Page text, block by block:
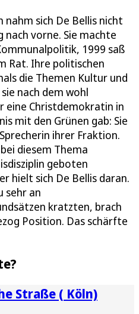
nahm sich De Bellis nicht
nach vorne. Sie machte
1999 saß
Rat. Ihre politischen
die Themen Kultur und
nach dem wohl
eine Christdemokratin in
mit den Grünen gab: Sie
ihrer Fraktion.
diesem Thema
geboten
hielt sich De Bellis daran.
sehr an
kratzten, brach
Position. Das schärfte
Straße ( Köln)